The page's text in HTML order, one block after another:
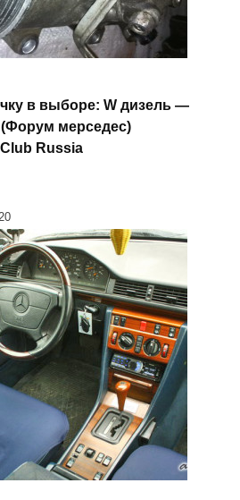
в выборе: W дизель —
мерседес)
Russia